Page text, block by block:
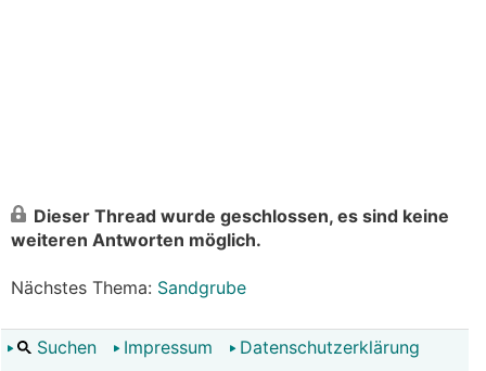
Dieser Thread wurde geschlossen, es sind keine
weiteren Antworten möglich.
Nächstes Thema: Sandgrube
Suchen Impressum Datenschutzerklärung